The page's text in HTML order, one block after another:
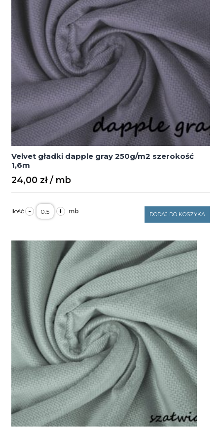
Velvet gładki dapple gray 250g/m2 szerokość
1,6m
24,00 zł
- ilość
Velvet
gładki
250g/m2
szerokość
1,6m
+ DODAJ DO KOSZYKA